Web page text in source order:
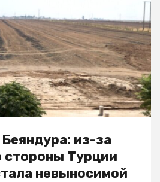
из-за
стороны Турции
невыносимой